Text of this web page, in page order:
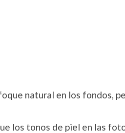
natural en los fondos,
los tonos de piel en las